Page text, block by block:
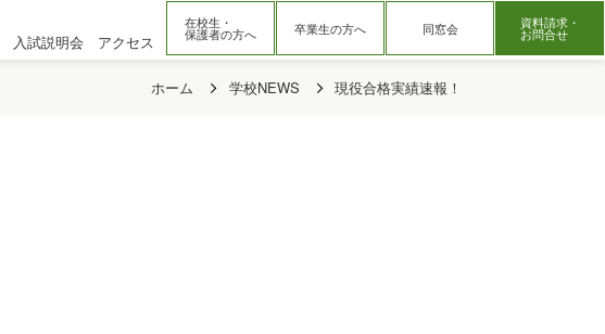
入試説明会 アクセス
在校生・
保護者の方へ 卒業生の方へ 同窓会 資料請求・
お問合せ
ホーム 学校NEWS 現役合格実績速報！